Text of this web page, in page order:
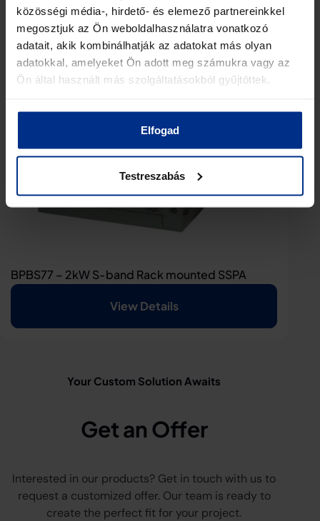
közösségi média-, hirdető- és elemező partnereinkkel
megosztjuk az Ön weboldalhasználatra vonatkozó
adatait, akik kombinálhatják az adatokat más olyan
adatokkal, amelyeket Ön adott meg számukra vagy az
Ön által használt más szolgáltatásokból gyűjtöttek.
Elfogad
Testreszabás
BPBS77 – 2kW S-band Rack mounted SSPA
View Details
Your Custom Solution Awaits
Get an Offer
Interested in our products? Get in touch with us to
request a customized offer. Our team is ready to
create the perfect fit for your project.